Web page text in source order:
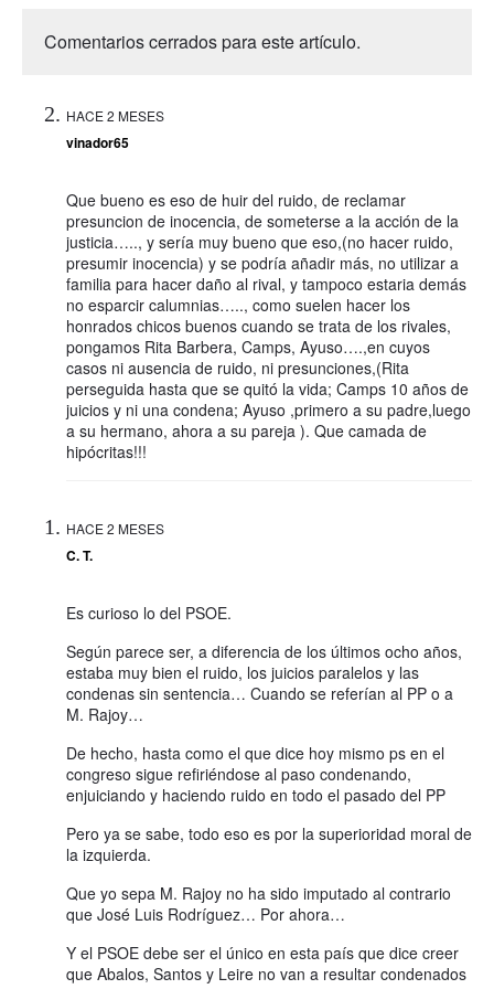
Comentarios cerrados para este artículo.
HACE 2 MESES
vinador65
Que bueno es eso de huir del ruido, de reclamar
presuncion de inocencia, de someterse a la acción de la
justicia….., y sería muy bueno que eso,(no hacer ruido,
presumir inocencia) y se podría añadir más, no utilizar a
familia para hacer daño al rival, y tampoco estaria demás
no esparcir calumnias….., como suelen hacer los
honrados chicos buenos cuando se trata de los rivales,
pongamos Rita Barbera, Camps, Ayuso….,en cuyos
casos ni ausencia de ruido, ni presunciones,(Rita
perseguida hasta que se quitó la vida; Camps 10 años de
juicios y ni una condena; Ayuso ,primero a su padre,luego
a su hermano, ahora a su pareja ). Que camada de
hipócritas!!!
HACE 2 MESES
C. T.
Es curioso lo del PSOE.
Según parece ser, a diferencia de los últimos ocho años,
estaba muy bien el ruido, los juicios paralelos y las
condenas sin sentencia… Cuando se referían al PP o a
M. Rajoy…
De hecho, hasta como el que dice hoy mismo ps en el
congreso sigue refiriéndose al paso condenando,
enjuiciando y haciendo ruido en todo el pasado del PP
Pero ya se sabe, todo eso es por la superioridad moral de
la izquierda.
Que yo sepa M. Rajoy no ha sido imputado al contrario
que José Luis Rodríguez… Por ahora…
Y el PSOE debe ser el único en esta país que dice creer
que Abalos, Santos y Leire no van a resultar condenados